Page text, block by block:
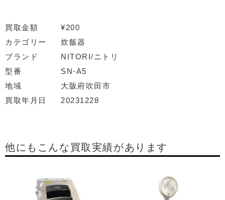
買取金額
¥200
カテゴリー
炊飯器
ブランド
NITORI/ニトリ
型番
SN-A5
地域
大阪府吹田市
買取年月日
20231228
他にもこんな買取実績があります